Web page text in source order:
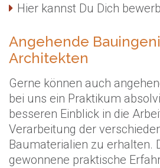
Hier kannst Du Dich
Angehende
Architekten
Gerne können auch
bei uns ein Praktikum
besseren Einblick in die
Verarbeitung der
Baumaterialien zu erhalten.
gewonnene praktische